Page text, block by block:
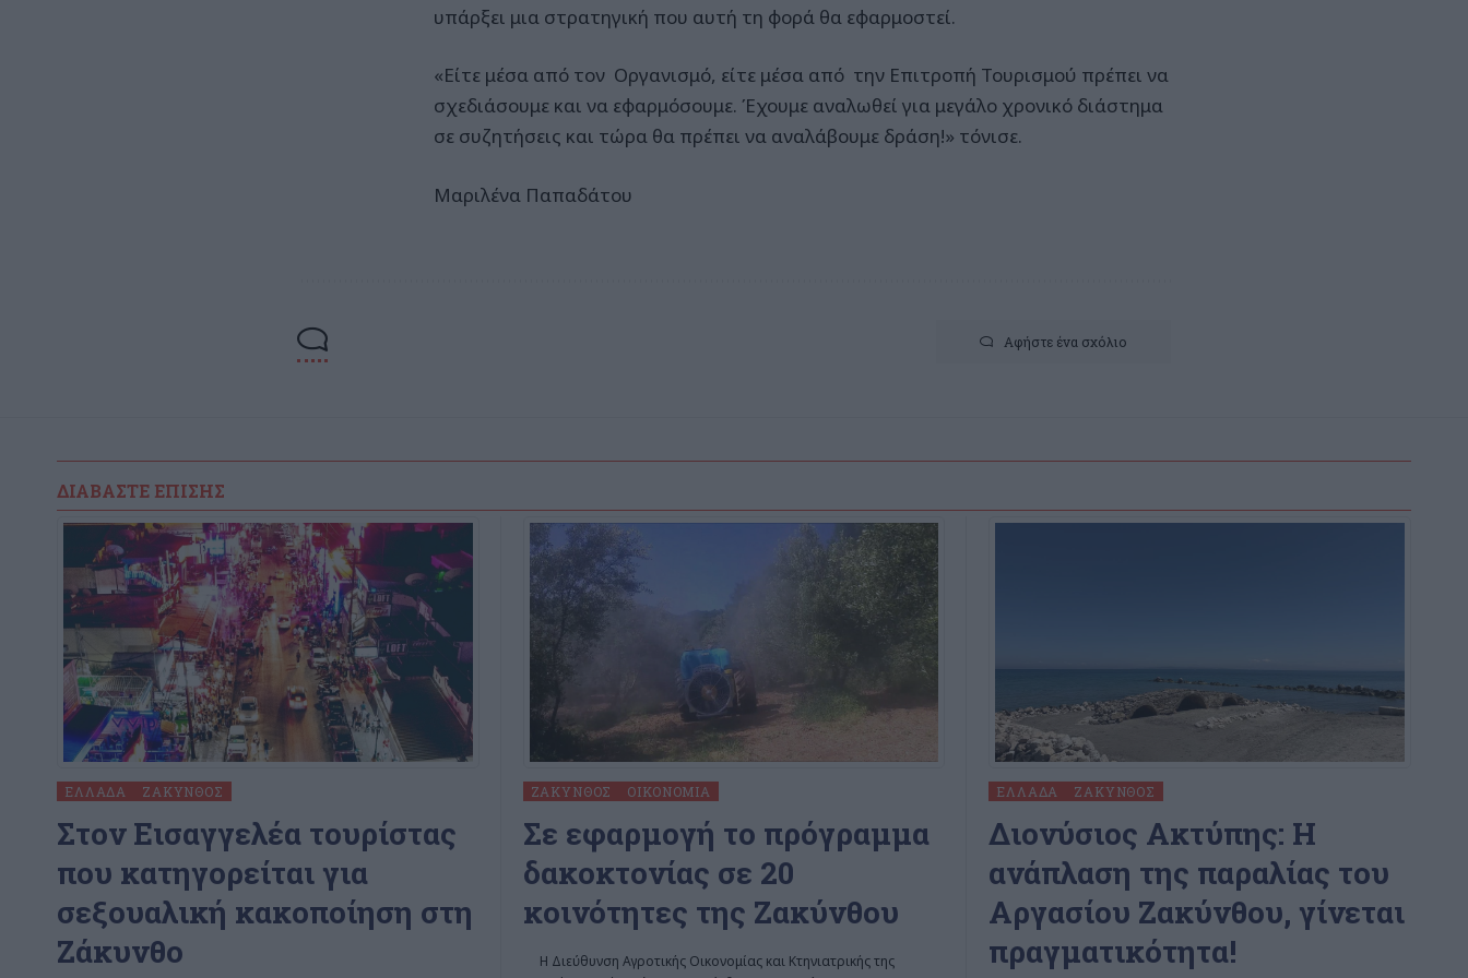
υπάρξει μια στρατηγική που αυτή τη φορά θα εφαρμοστεί.
«Είτε μέσα από τον Οργανισμό, είτε μέσα από την Επιτροπή Τουρισμού πρέπει να
σχεδιάσουμε και να εφαρμόσουμε. Έχουμε αναλωθεί για μεγάλο χρονικό διάστημα
σε συζητήσεις και τώρα θα πρέπει να αναλάβουμε δράση!» τόνισε.
Μαριλένα Παπαδάτου
Αφήστε ένα σχόλιο
ΔΙΑΒΆΣΤΕ ΕΠΊΣΗΣ
ΕΛΛΆΔΑ ΖΆΚΥΝΘΟΣ
Στον Εισαγγελέα τουρίστας
που κατηγορείται για
σεξουαλική κακοποίηση στη
Ζάκυνθο
ΖΆΚΥΝΘΟΣ ΟΙΚΟΝΟΜΊΑ
Σε εφαρμογή το πρόγραμμα
δακοκτονίας σε 20
κοινότητες της Ζακύνθου
H Διεύθυνση Αγροτικής Οικονομίας και Κτηνιατρικής της
ΕΛΛΆΔΑ ΖΆΚΥΝΘΟΣ
Διονύσιος Ακτύπης: Η
ανάπλαση της παραλίας του
Αργασίου Ζακύνθου, γίνεται
πραγματικότητα!